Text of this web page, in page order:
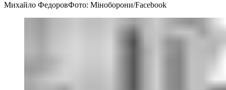
Михайло ФедоровФото: Міноборони/Facebook